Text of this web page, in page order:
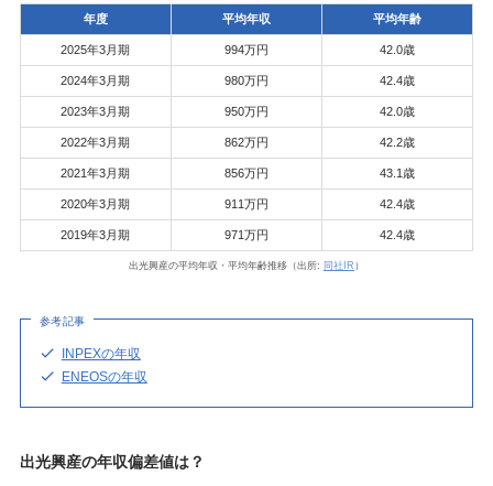
年度 平均年収 平均年齢
2025年3月期 994万円 42.0歳
2024年3月期 980万円 42.4歳
2023年3月期 950万円 42.0歳
2022年3月期 862万円 42.2歳
2021年3月期 856万円 43.1歳
2020年3月期 911万円 42.4歳
2019年3月期 971万円 42.4歳
出光興産の平均年収・平均年齢推移（出所: 同社IR ）
参考記事
INPEXの年収
ENEOSの年収
出光興産の年収偏差値は？